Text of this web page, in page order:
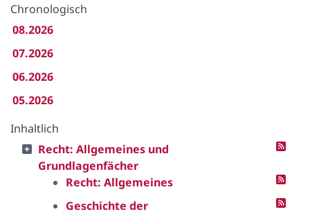
Chronologisch
08.2026
07.2026
06.2026
05.2026
Inhaltlich
Recht: Allgemeines und
Grundlagenfächer
Recht: Allgemeines
Geschichte der